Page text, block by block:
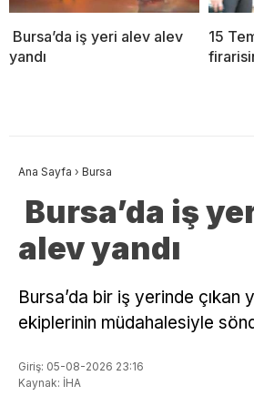
Bursa’da iş yeri alev alev
yandı
15
Ana Sayfa › Bursa
Bursa’da iş
alev yandı
Bursa’da bir iş yerinde çıkan
ekiplerinin müdahalesiyle
Giriş: 05-08-2026 23:16
Kaynak: İHA